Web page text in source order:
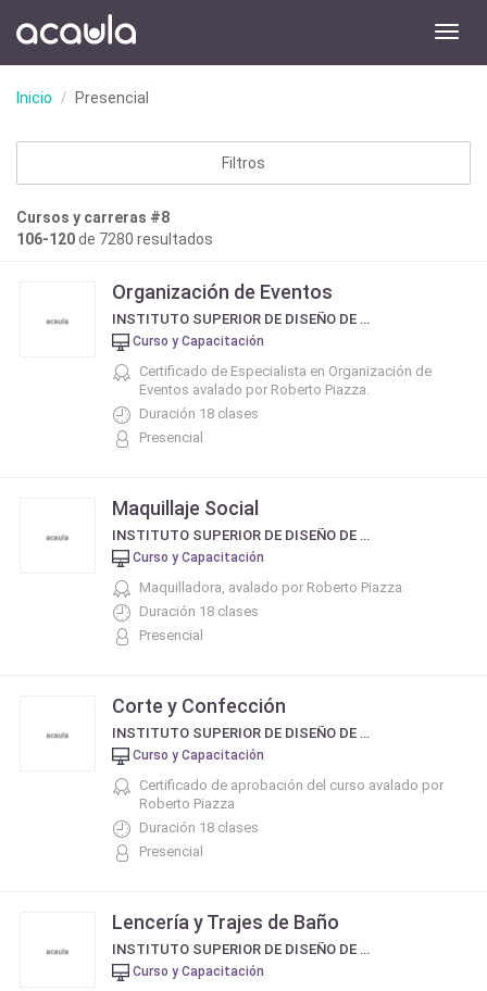
Inicio Presencial
Filtros
Cursos y carreras #8
106-120de 7280 resultados
Organización de Eventos
INSTITUTO SUPERIOR DE DISEÑO DE MODA Y BELLEZA INTEGRAL DE ROBERTO PIAZZA
Curso y Capacitación
Certificado de Especialista en Organización de
Eventos avalado por Roberto Piazza.
Duración 18 clases
Presencial
Maquillaje Social
INSTITUTO SUPERIOR DE DISEÑO DE MODA Y BELLEZA INTEGRAL DE ROBERTO PIAZZA
Curso y Capacitación
Maquilladora, avalado por Roberto Piazza
Duración 18 clases
Presencial
Corte y Confección
INSTITUTO SUPERIOR DE DISEÑO DE MODA Y BELLEZA INTEGRAL DE ROBERTO PIAZZA
Curso y Capacitación
Certificado de aprobación del curso avalado por
Roberto Piazza
Duración 18 clases
Presencial
Lencería y Trajes de Baño
INSTITUTO SUPERIOR DE DISEÑO DE MODA Y BELLEZA INTEGRAL DE ROBERTO PIAZZA
Curso y Capacitación